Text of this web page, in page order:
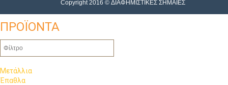
Copyright 2016 © ΔΙΑΦΗΜΙΣΤΙΚΕΣ ΣΗΜΑΙΕΣ
ΠΡΟΪΟΝΤΑ
Μετάλλια
Έπαθλα